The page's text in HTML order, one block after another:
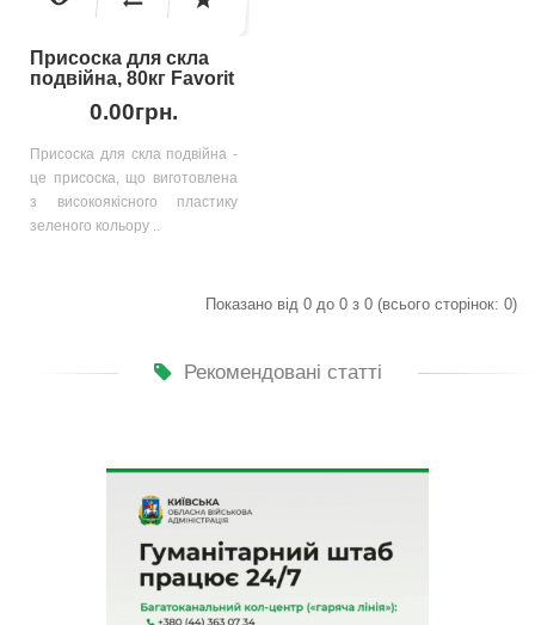
Присоска для скла
подвійна, 80кг Favorit
0.00грн.
Присоска для скла подвійна -
це присоска, що виготовлена
з високоякісного пластику
зеленого кольору ..
Показано від 0 до 0 з 0 (всього сторінок: 0)
Рекомендовані статті